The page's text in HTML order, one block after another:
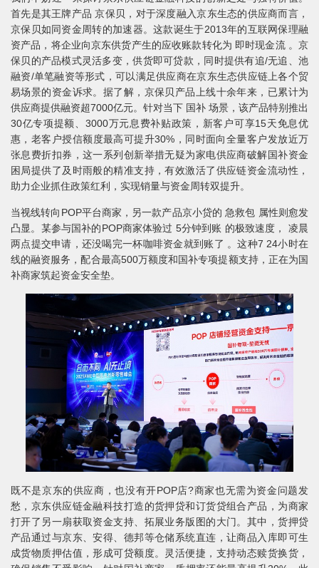
首先是其王牌产品 京保贝，对于深度融入京东生态的供应商而言，
京保贝如同资金周转的加速器。这款诞生于2013年的互联网保理融
资产品，将企业向京东供货产生的应收账款转化为 即时现金流 。京
保贝的产品模式灵活多变，供货即可贷款，同时提供有追/无追、池
融资/单笔融资等形式，可以满足供应商在京东生态供应链上各个贸
易场景的资金诉求。据了解，京保贝产品上线十余年来，已累计为
供应商提供融资超7000亿元。针对当下 国补 场景，该产品特别推出
30亿专项提额、3000万元息费补贴政策，新客户可享15天免息优
惠，老客户授信额度最高可提升30%，同时面向全量客户发放近万
张息费折扣券，这一系列创新举措无疑为家电供应商破解国补资金
困局提供了及时雨般的精准支持，有效激活了供应链资金流动性，
助力企业抓住政策红利，实现销量与资金周转双提升。
当视线转向POP平台商家，另一款产品京小贷的 急救包 属性则愈发
凸显。某参与国补的POP商家体验过 5分钟到账 的极致速度， 凌晨
两点提交申请，还没喝完一杯咖啡资金就到账了 。这种7 24小时在
线的融资服务，配合最高500万额度和国补专项提额支持，正在为国
补商家筑起资金安全垫。
既不是京东的供应商，也没有开POP店?商家也无需为资金问题发
愁，京东供应链金融科技打造的货押贷和订货贷组合产品，为商家
打开了另一扇获取资金支持、拓展业务版图的大门。其中，货押贷
产品通过与京东、安得、德邦等仓储系统直连，让商品入库即可生
成货物质押估值，形成可贷额度。灵活便捷，支持动态赎货换货，